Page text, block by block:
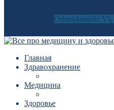
Odnoklassniki Vk
Главная
Здравохранение
Медицина
Здоровье